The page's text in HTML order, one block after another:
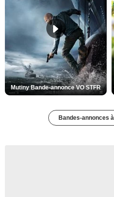
Mutiny Bande-annonce VO STFR
Bandes-annonces